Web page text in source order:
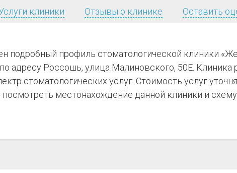
клиники Отзывы о клинике Оставить
подробный профиль стоматологической клиники
адресу Россошь, улица Малиновского, 50Е. Клиника
стоматологических услуг. Стоимость услуг
местонахождение данной клиники и